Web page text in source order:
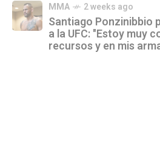
MMA 2 weeks ago
Santiago Ponzinibbio
a la UFC: "Estoy muy
recursos y en mis